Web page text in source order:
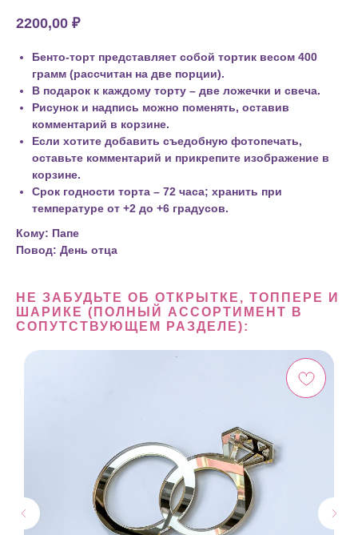
2200,00 ₽
Бенто-торт представляет собой тортик весом 400
грамм (рассчитан на две порции).
В подарок к каждому торту – две ложечки и свеча.
Рисунок и надпись можно поменять, оставив
комментарий в корзине.
Если хотите добавить съедобную фотопечать,
оставьте комментарий и прикрепите изображение в
корзине.
Срок годности торта – 72 часа; хранить при
температуре от +2 до +6 градусов.
Кому: Папе
Повод: День отца
НЕ ЗАБУДЬТЕ ОБ ОТКРЫТКЕ, ТОППЕРЕ И
ШАРИКЕ (ПОЛНЫЙ АССОРТИМЕНТ В
СОПУТСТВУЮЩЕМ РАЗДЕЛЕ):